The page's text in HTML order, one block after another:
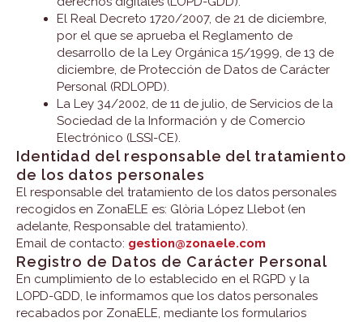
El Real Decreto 1720/2007, de 21 de diciembre,
por el que se aprueba el Reglamento de
desarrollo de la Ley Orgánica 15/1999, de 13 de
diciembre, de Protección de Datos de Carácter
Personal (RDLOPD).
La Ley 34/2002, de 11 de julio, de Servicios de la
Sociedad de la Información y de Comercio
Electrónico (LSSI-CE).
Identidad del responsable del tratamiento
de los datos personales
El responsable del tratamiento de los datos personales
recogidos en ZonaELE es: Glòria López Llebot (en
adelante, Responsable del tratamiento).
Email de contacto: gestion@zonaele.com
Registro de Datos de Carácter Personal
En cumplimiento de lo establecido en el RGPD y la
LOPD-GDD, le informamos que los datos personales
recabados por ZonaELE, mediante los formularios